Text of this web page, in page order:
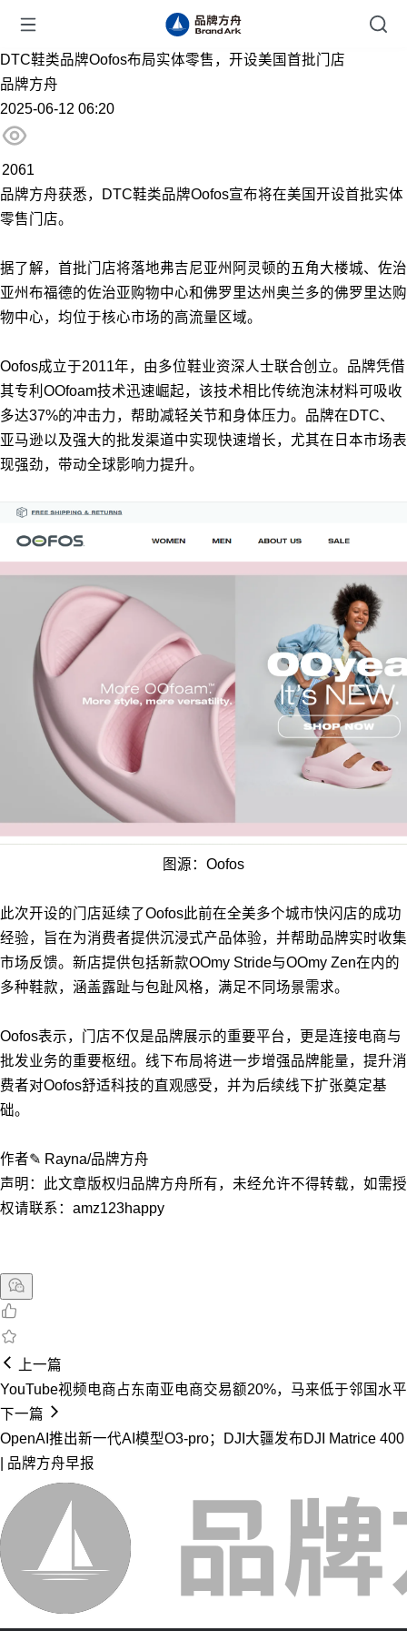
DTC鞋类品牌Oofos布局实体零售，开设美国首批门店
品牌方舟
2025-06-12 06:20
2061
品牌方舟获悉，DTC鞋类品牌Oofos宣布将在美国开设首批实体
零售门店。
据了解，首批门店将落地弗吉尼亚州阿灵顿的五角大楼城、佐治
亚州布福德的佐治亚购物中心和佛罗里达州奥兰多的佛罗里达购
物中心，均位于核心市场的高流量区域。
Oofos成立于2011年，由多位鞋业资深人士联合创立。品牌凭借
其专利OOfoam技术迅速崛起，该技术相比传统泡沫材料可吸收
多达37%的冲击力，帮助减轻关节和身体压力。品牌在DTC、
亚马逊以及强大的批发渠道中实现快速增长，尤其在日本市场表
现强劲，带动全球影响力提升。
图源：Oofos
此次开设的门店延续了Oofos此前在全美多个城市快闪店的成功
经验，旨在为消费者提供沉浸式产品体验，并帮助品牌实时收集
市场反馈。新店提供包括新款OOmy Stride与OOmy Zen在内的
多种鞋款，涵盖露趾与包趾风格，满足不同场景需求。
Oofos表示，门店不仅是品牌展示的重要平台，更是连接电商与
批发业务的重要枢纽。线下布局将进一步增强品牌能量，提升消
费者对Oofos舒适科技的直观感受，并为后续线下扩张奠定基
础。
作者✎ Rayna/品牌方舟
声明：此文章版权归品牌方舟所有，未经允许不得转载，如需授
权请联系：amz123happy
上一篇
YouTube视频电商占东南亚电商交易额20%，马来低于邻国水平
下一篇
OpenAI推出新一代AI模型O3-pro；DJI大疆发布DJI Matrice 400
| 品牌方舟早报